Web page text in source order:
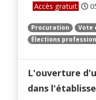
Accès gratuit
Procuration
Vote
Élections
L'ouverture
dans